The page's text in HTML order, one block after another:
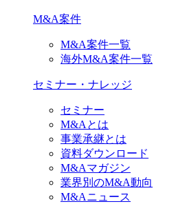
M&A案件
M&A案件一覧
海外M&A案件一覧
セミナー・ナレッジ
セミナー
M&Aとは
事業承継とは
資料ダウンロード
M&Aマガジン
業界別のM&A動向
M&Aニュース